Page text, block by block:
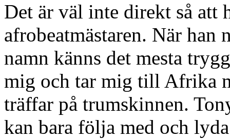
Det är väl inte direkt så att
afrobeatmästaren. När han
namn känns det mesta
mig och tar mig till Afrika
träffar på trumskinnen.
kan bara följa med och